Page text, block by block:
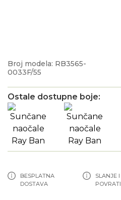
Broj modela: RB3565-
0033F/55
Ostale dostupne boje:
BESPLATNA
DOSTAVA
SLANJE I
POVRATI